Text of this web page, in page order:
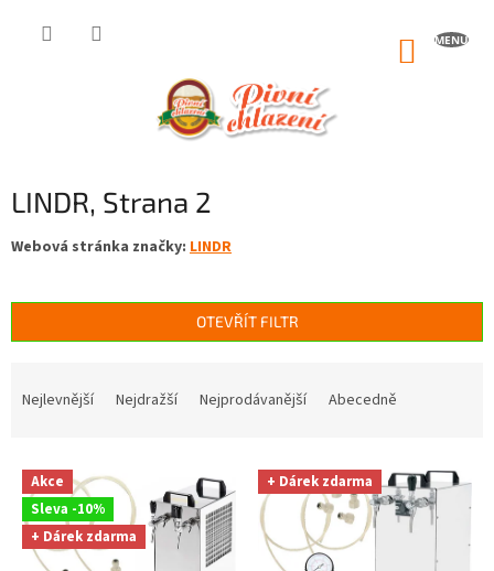
LINDR, Strana 2
Webová stránka značky: LINDR
OTEVŘÍT FILTR
n
p
Nejlevnější Nejdražší Nejprodávanější Abecedně
V
p
Akce
Sleva -10%
+ Dárek zdarma
+ Dárek zdarma